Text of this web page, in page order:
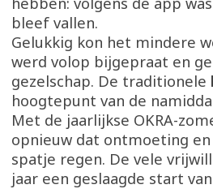
bleef vallen.
Gelukkig kon het mindere
werd volop bijgepraat en
gezelschap. De traditionele
hoogtepunt van de
Met de jaarlijkse OKRA-
opnieuw dat ontmoeting
spatje regen. De vele
jaar een geslaagde start